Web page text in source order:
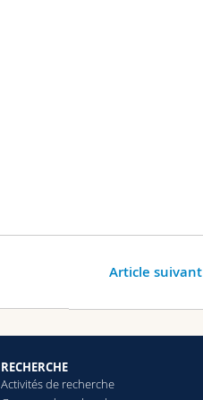
Article suivant
RECHERCHE
Activités de recherche